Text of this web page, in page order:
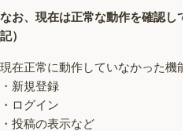
なお、現在は正常な動作を確認し
記）
現在正常に動作していなかった機能
・新規登録
・ログイン
・投稿の表示など